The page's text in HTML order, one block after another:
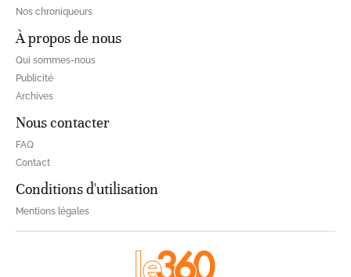
Nos chroniqueurs
À propos de nous
Qui sommes-nous
Publicité
Archives
Nous contacter
FAQ
Contact
Conditions d'utilisation
Mentions légales